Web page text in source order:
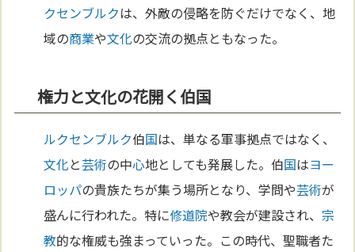
クセンブルクは、外敵の侵略を防ぐだけでなく、地
域の商業や文化の交流の拠点ともなった。
権力と文化の花開く伯国
ルクセンブルク伯国は、単なる軍事拠点ではなく、
文化と芸術の中心地としても発展した。伯国はヨー
ロッパの貴族たちが集う場所となり、学問や芸術が
盛んに行われた。特に修道院や教会が建設され、 宗
教的な権威も強まっていった。この時代、聖職者た